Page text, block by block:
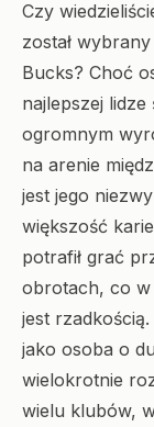
Czy
został
Bucks? Choć
najlepszej
ogromnym
na arenie
jest jego
większość
potrafił grać
obrotach, co
jest
jako osoba o
wielokrotnie
wielu klubów,